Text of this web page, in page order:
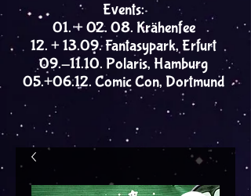
Events:
01. + 02. 08. Krähenfee
12. + 13.09. Fantasypark, Erfurt
09.-11.10. Polaris, Hamburg
05.+06.12. Comic Con, Dortmund